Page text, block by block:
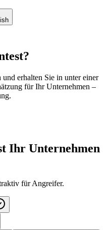
erhalten Sie in unter einer
für Ihr Unternehmen –
Ihr Unternehmen
für Angreifer.